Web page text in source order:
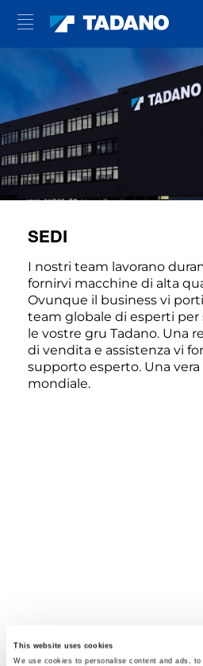
This website uses cookies
We use cookies to personalise content and ads,
SEDI
I nostri team lavorano
fornirvi macchine di alta
Ovunque il business vi
team globale di esperti per
le vostre gru Tadano. Una
di vendita e assistenza vi
supporto esperto. Una vera
mondiale.
QUESTO